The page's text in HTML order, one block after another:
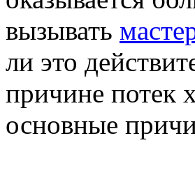
вызывать
ли это
причине потек
основные